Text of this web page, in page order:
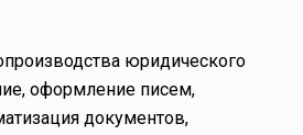
юридического
оформление писем,
документов,